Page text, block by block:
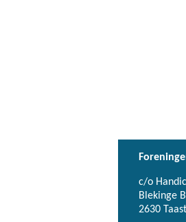
c/o
Blekinge
2630